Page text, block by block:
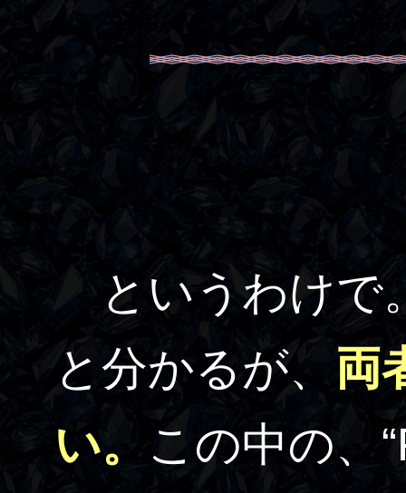
というわけで
と分かるが、 両
い。 この中の、